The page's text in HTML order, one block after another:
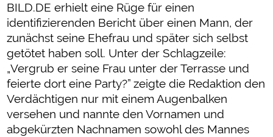
BILD.DE erhielt eine Rüge für einen
identifizierenden Bericht über einen Mann, der
zunächst seine Ehefrau und später sich selbst
getötet haben soll. Unter der Schlagzeile:
„Vergrub er seine Frau unter der Terrasse und
feierte dort eine Party?” zeigte die Redaktion den
Verdächtigen nur mit einem Augenbalken
versehen und nannte den Vornamen und
abgekürzten Nachnamen sowohl des Mannes